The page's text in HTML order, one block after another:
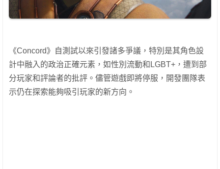
《Concord》自測試以來引發諸多爭議，特別是其角色設
計中融入的政治正確元素，如性別流動和LGBT+，遭到部
分玩家和評論者的批評。儘管遊戲即將停服，開發團隊表
示仍在探索能夠吸引玩家的新方向。